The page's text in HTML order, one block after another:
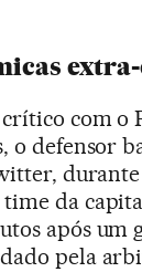
com o
o defensor
durante
da
após um
pela